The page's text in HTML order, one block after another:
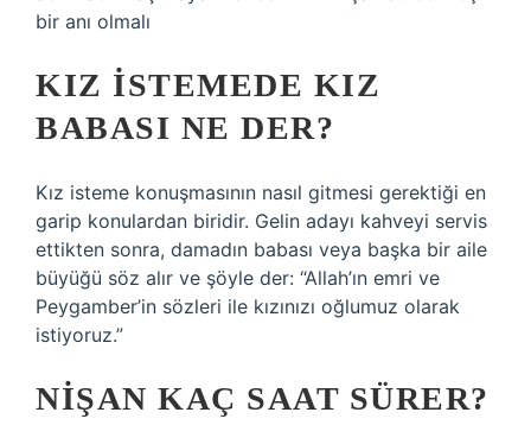
bir anı olmalı
KIZ ISTEMEDE KIZ
BABASI NE DER?
Kız isteme konuşmasının nasıl gitmesi gerektiği en
garip konulardan biridir. Gelin adayı kahveyi servis
ettikten sonra, damadın babası veya başka bir aile
büyüğü söz alır ve şöyle der: “Allah’ın emri ve
Peygamber’in sözleri ile kızınızı oğlumuz olarak
istiyoruz.”
NIŞAN KAÇ SAAT SÜRER?